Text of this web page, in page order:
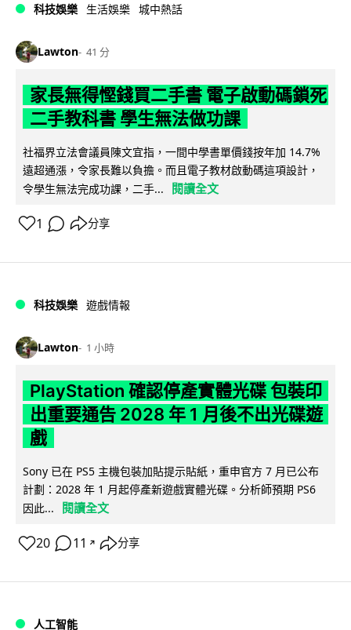
科技娛樂 生活娛樂 城中熱話
Lawton 41 分
家長無得慳錢買二手書 電子啟動碼鎖死
二手教科書 學生無法做功課
社福界立法會議員陳文宜指，一間中學書單價錢按年加 14.7%
遠超通漲，令家長難以負擔。而且電子教材啟動碼這項設計，
令學生無法完成功課，二手...
閱讀全文
1 分享
科技娛樂 遊戲情報
Lawton 1 小時
PlayStation 確認停產實體光碟 包裝印
出重要通告 2028 年 1 月後不出光碟遊
戲
Sony 已在 PS5 主機包裝加貼提示貼紙，重申官方 7 月已公布
計劃：2028 年 1 月起停產新遊戲實體光碟。分析師預期 PS6
因此...
閱讀全文
20 11 ↗ 分享
人工智能